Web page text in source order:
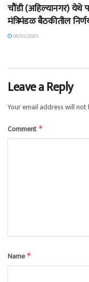
चौंडी (अहिल्यानगर) येथे
मंत्रिमंडळ बैठकीतील
06/05/2025
Leave a Reply
Your email address will
Comment *
Name*